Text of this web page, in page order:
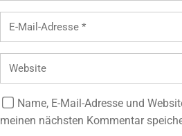
Name, E-Mail-Adresse und
meinen nächsten Kommentar